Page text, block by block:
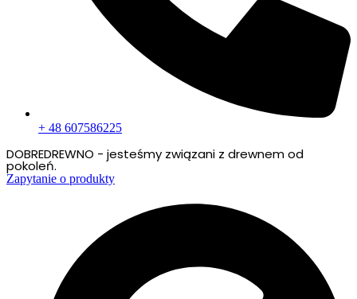
+ 48 607586225
DOBREDREWNO - jesteśmy związani z drewnem od
pokoleń.
Zapytanie o produkty